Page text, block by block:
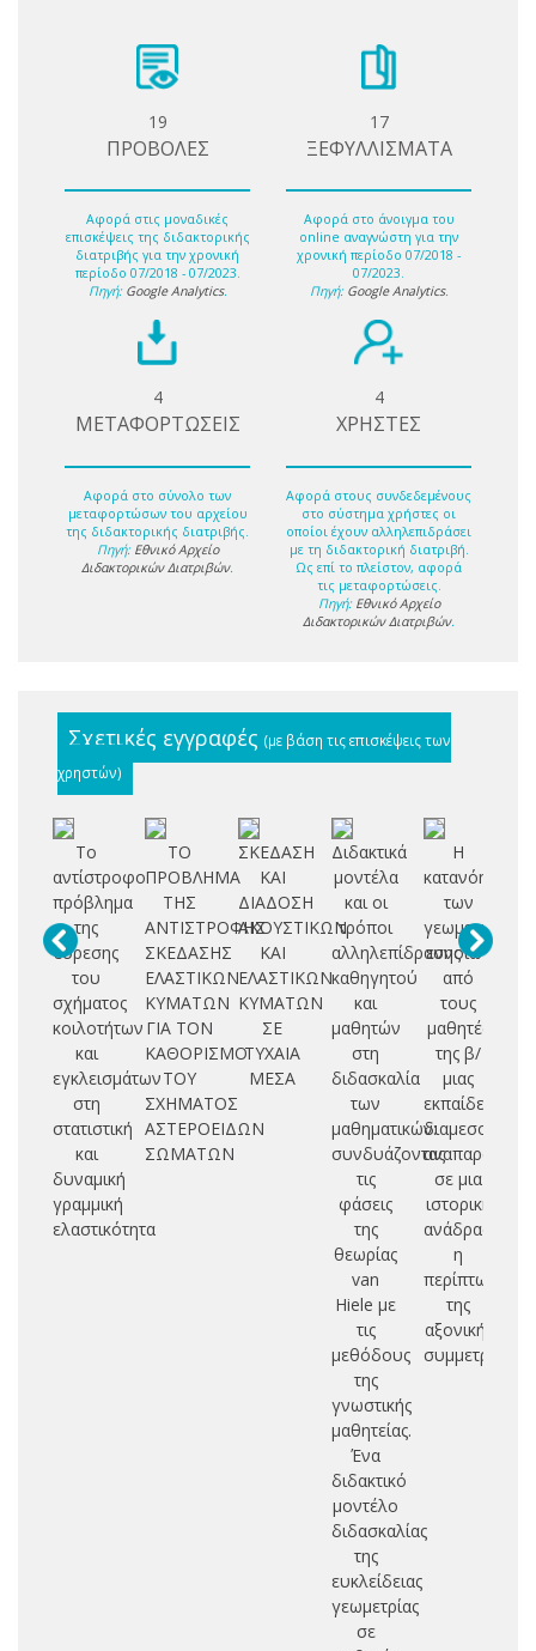
19
ΠΡΟΒΟΛΕΣ
Αφορά στις μοναδικές
επισκέψεις της διδακτορικής
διατριβής για την χρονική
περίοδο 07/2018 - 07/2023.
Πηγή: Google Analytics.
17
ΞΕΦΥΛΛΙΣΜΑΤΑ
Αφορά στο άνοιγμα του
online αναγνώστη για την
χρονική περίοδο 07/2018 -
07/2023.
Πηγή: Google Analytics.
4
ΜΕΤΑΦΟΡΤΩΣΕΙΣ
Αφορά στο σύνολο των
μεταφορτώσων του αρχείου
της διδακτορικής διατριβής.
Πηγή: Εθνικό Αρχείο
Διδακτορικών Διατριβών.
4
ΧΡΗΣΤΕΣ
Αφορά στους συνδεδεμένους
στο σύστημα χρήστες οι
οποίοι έχουν αλληλεπιδράσει
με τη διδακτορική διατριβή.
Ως επί το πλείστον, αφορά
τις μεταφορτώσεις.
Πηγή: Εθνικό Αρχείο
Διδακτορικών Διατριβών.
Σχετικές εγγραφές (με βάση τις επισκέψεις των
χρηστών)
Το
αντίστροφο
πρόβλημα
της
εύρεσης
του
σχήματος
κοιλοτήτων
και
εγκλεισμάτων
στη
στατιστική
και
δυναμική
γραμμική
ελαστικότητα
ΤΟ
ΠΡΟΒΛΗΜΑ
ΤΗΣ
ΑΝΤΙΣΤΡΟΦΗΣ
ΣΚΕΔΑΣΗΣ
ΕΛΑΣΤΙΚΩΝ
ΚΥΜΑΤΩΝ
ΓΙΑ ΤΟΝ
ΚΑΘΟΡΙΣΜΟ
ΤΟΥ
ΣΧΗΜΑΤΟΣ
ΑΣΤΕΡΟΕΙΔΩΝ
ΣΩΜΑΤΩΝ
ΣΚΕΔΑΣΗ
ΚΑΙ
ΔΙΑΔΟΣΗ
ΑΚΟΥΣΤΙΚΩΝ
ΚΑΙ
ΕΛΑΣΤΙΚΩΝ
ΚΥΜΑΤΩΝ
ΣΕ
ΤΥΧΑΙΑ
ΜΕΣΑ
Διδακτικά
μοντέλα
και οι
τρόποι
αλληλεπίδρασης
καθηγητού
και
μαθητών
στη
διδασκαλία
των
μαθηματικών:
συνδυάζοντας
τις
φάσεις
της
θεωρίας
van
Hiele με
τις
μεθόδους
της
γνωστικής
μαθητείας.
Ένα
διδακτικό
μοντέλο
διδασκαλίας
της
ευκλείδειας
γεωμετρίας
σε
Η
κατανόηση
των
γεωμετρικών
εννοιών
από
τους
μαθητές
της β/
μιας
εκπαίδευσης:
σε μια
ιστορική
ανάδραση:
η
περίπτωση
της
αξονικής
συμμετρίας